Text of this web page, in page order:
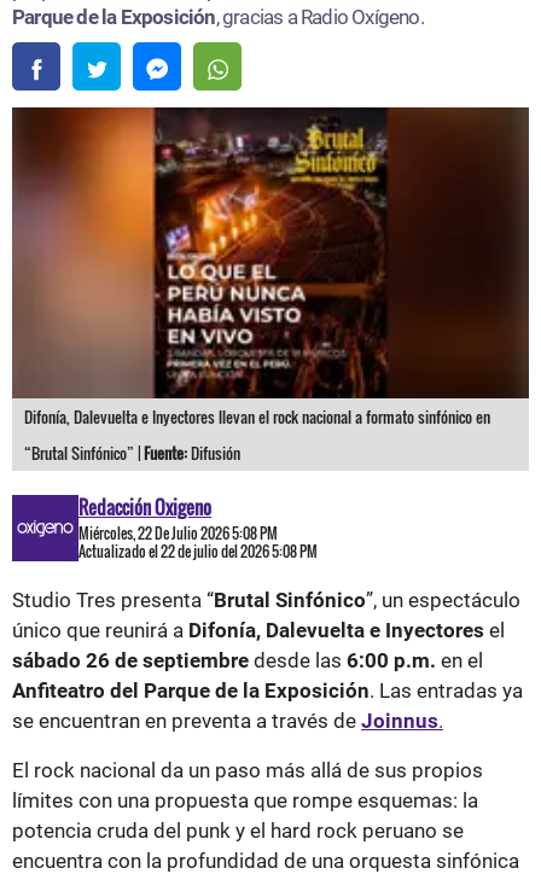
Parque de la Exposición, gracias a Radio Oxígeno.
Difonía, Dalevuelta e Inyectores llevan el rock nacional a formato sinfónico en
“Brutal Sinfónico” |Fuente:Difusión
Redacción Oxigeno
Miércoles, 22 De Julio 2026 5:08 PM
Actualizado el 22 de julio del 2026 5:08 PM
Studio Tres presenta “Brutal Sinfónico”, un espectáculo
único que reunirá a Difonía, Dalevuelta e Inyectores el
sábado 26 de septiembre desde las 6:00 p.m. en el
Anfiteatro del Parque de la Exposición. Las entradas ya
se encuentran en preventa a través de Joinnus.
El rock nacional da un paso más allá de sus propios
límites con una propuesta que rompe esquemas: la
potencia cruda del punk y el hard rock peruano se
encuentra con la profundidad de una orquesta sinfónica